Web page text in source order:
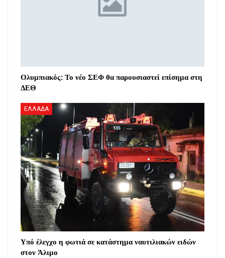
Ολυμπιακός: Το νέο ΣΕΦ θα παρουσιαστεί επίσημα στη
ΔΕΘ
ΕΛΛΑΔΑ
Υπό έλεγχο η φωτιά σε κατάστημα ναυτιλιακών ειδών
στον Άλιμο